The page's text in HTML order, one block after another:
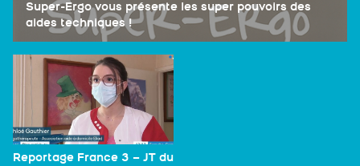
Super-Ergo vous présente les super pouvoirs des
aides techniques !
Reportage France 3 – JT du